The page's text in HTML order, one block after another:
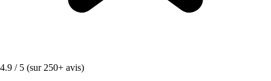
4.9 / 5 (sur 250+ avis)